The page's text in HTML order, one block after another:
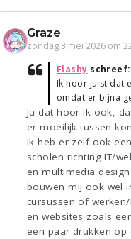
Graze
zondag 3 mei 2026 om
Flashy schreef:
Ik hoor juist dat
omdat er bijna
Ja dat hoor ik ook,
er moeilijk tussen
Ik heb er zelf ook
scholen richting IT/
en multimedia
bouwen mij ook wel
cursussen of
en websites zoals
een paar drukken op